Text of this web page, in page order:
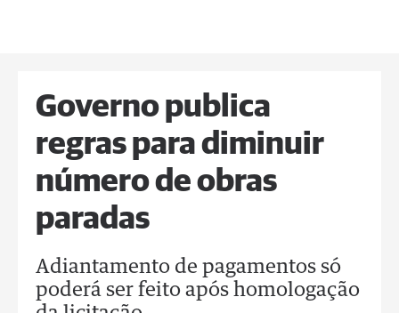
Governo publica
regras para diminuir
número de obras
paradas
Adiantamento de pagamentos só
poderá ser feito após homologação